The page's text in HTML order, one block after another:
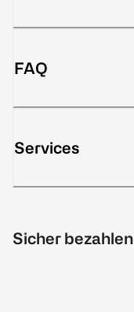
FAQ
Services
Sicher bezahlen